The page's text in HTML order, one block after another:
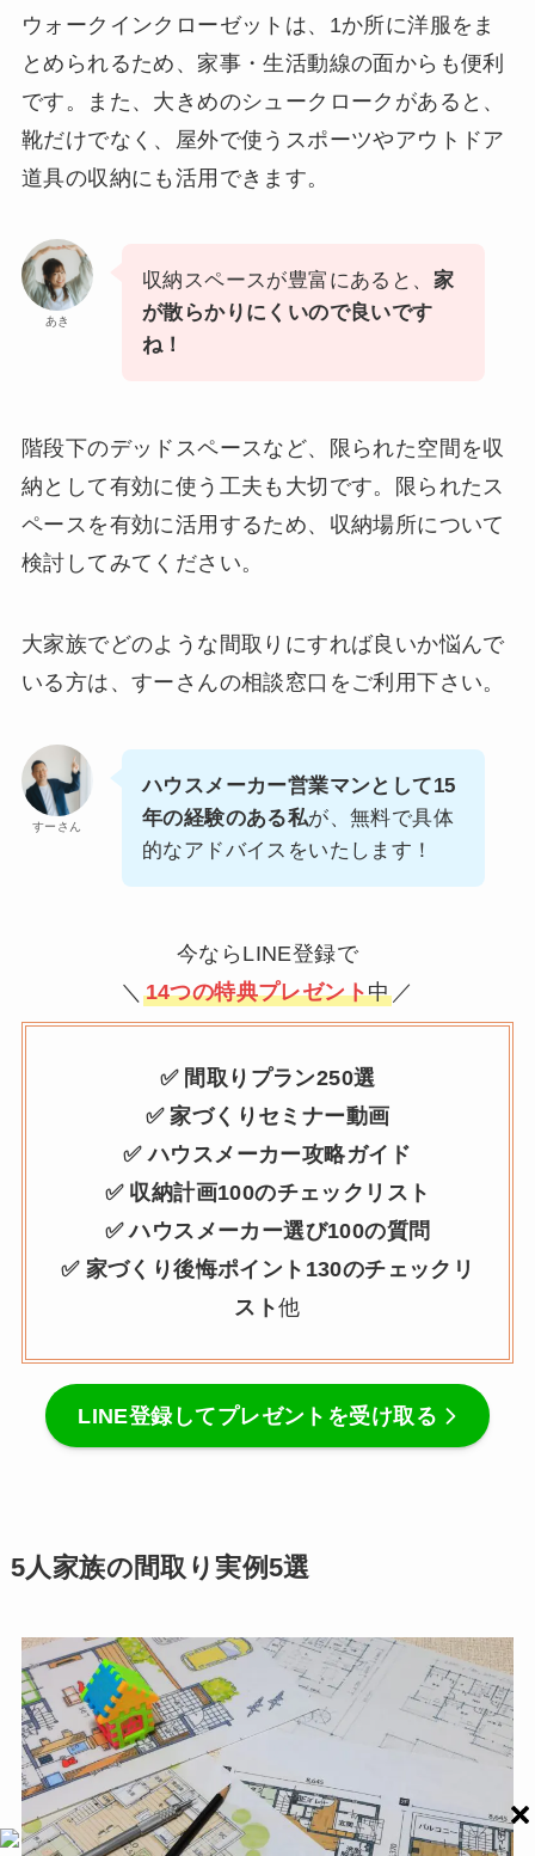
ウォークインクローゼットは、1か所に洋服をま
とめられるため、家事・生活動線の面からも便利
です。また、大きめのシュークロークがあると、
靴だけでなく、屋外で使うスポーツやアウトドア
道具の収納にも活用できます。
あき
収納スペースが豊富にあると、 家
が散らかりにくいので良いです
ね！
階段下のデッドスペースなど、限られた空間を収
納として有効に使う工夫も大切です。限られたス
ペースを有効に活用するため、収納場所について
検討してみてください。
大家族でどのような間取りにすれば良いか悩んで
いる方は、すーさんの相談窓口をご利用下さい。
すーさん
ハウスメーカー営業マンとして15
年の経験のある私が、無料で具体
的なアドバイスをいたします！
今ならLINE登録で
＼ 14つの特典プレゼント中 ／
✅ 間取りプラン250選
✅ 家づくりセミナー動画
✅ ハウスメーカー攻略ガイド
✅ 収納計画100のチェックリスト
✅ ハウスメーカー選び100の質問
✅ 家づくり後悔ポイント130のチェックリ
スト他
LINE登録してプレゼントを受け取る
5人家族の間取り実例5選